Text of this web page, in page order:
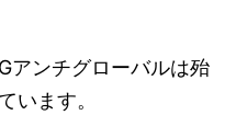
アンチグローバルは殆
います。